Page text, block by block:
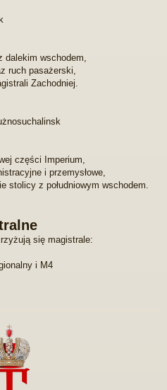
dalekim wschodem,
ruch pasażerski,
Zachodniej.
części Imperium,
i przemysłowe,
stolicy z południowym wschodem.
się magistrale:
i M4